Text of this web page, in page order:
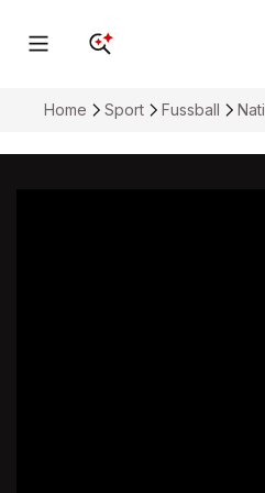
Home Sport Fussball Nati